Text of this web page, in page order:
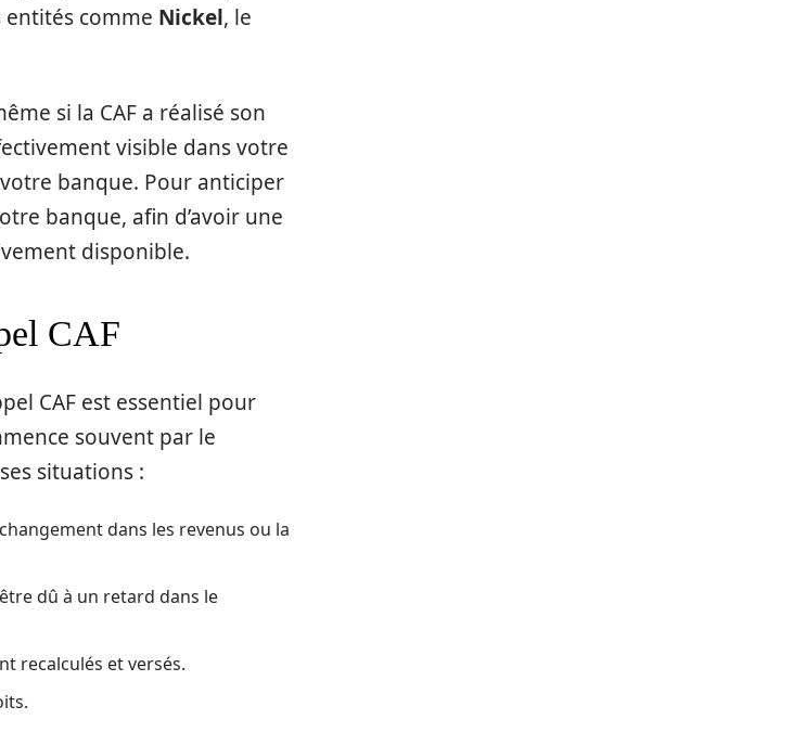
entités comme Nickel, le
si la CAF a réalisé son
visible dans votre
banque. Pour anticiper
banque, afin d’avoir une
disponible.
CAF
CAF est essentiel pour
souvent par le
situations :
dans les revenus ou la
dû à un retard dans le
recalculés et versés.